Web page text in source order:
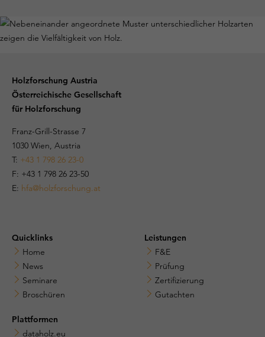
Holzforschung Austria
Österreichische Gesellschaft
für Holzforschung
Franz-Grill-Strasse 7
1030 Wien, Austria
T: +43 1 798 26 23-0
​​F: +43 1 798 26 23-50
E: hfa@holzforschung.at
Quicklinks
Home
News
Seminare
Broschüren
Leistungen
F&E
Prüfung
Zertifizierung
Gutachten
Plattformen
dataholz.eu